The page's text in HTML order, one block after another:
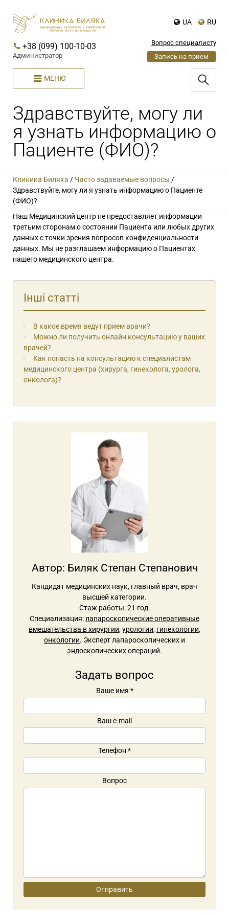
UA RU
+38 (099) 100-10-03
Администратор
Вопрос специалисту
Запись на прием
МЕНЮ
Здравствуйте, могу ли
я узнать информацию о
Пациенте (ФИО)?
Клиника Биляка / Часто задаваемые вопросы /
Здравствуйте, могу ли я узнать информацию о Пациенте
(ФИО)?
Наш Медицинский центр не предоставляет информации
третьим сторонам о состоянии Пациента или любых других
данных с точки зрения вопросов конфиденциальности
данных. Мы не разглашаем информацию о Пациентах
нашего медицинского центра.
Інші статті
В какое время ведут прием врачи?
Можно ли получить онлайн консультацию у ваших
врачей?
Как попасть на консультацию к специалистам
медицинского центра (хирурга, гинеколога, уролога,
онколога)?
Автор: Биляк Степан Степанович
Кандидат медицинских наук, главный врач, врач
высшей категории.
Стаж работы: 21 год.
Специализация:лапароскопические оперативные
вмешательства в хирургии,урологии, гинекологии,
онкологии. Эксперт лапароскопических и
эндоскопических операций.
Задать вопрос
Ваше имя *
Ваш e-mail
Телефон *
Вопрос